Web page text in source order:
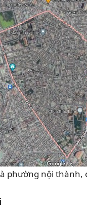
phường nội thành,